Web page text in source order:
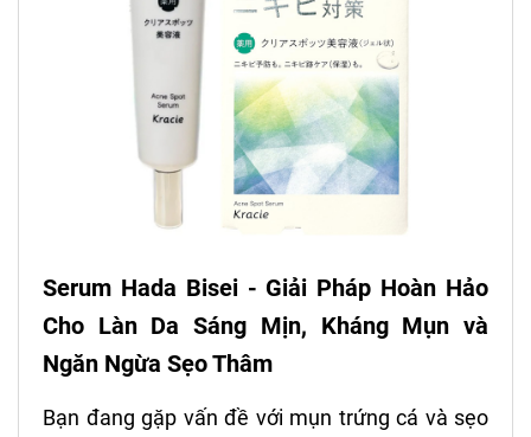
Serum Hada Bisei - Giải Pháp Hoàn Hảo
Cho Làn Da Sáng Mịn, Kháng Mụn và
Ngăn Ngừa Sẹo Thâm
Bạn đang gặp vấn đề với mụn trứng cá và sẹo